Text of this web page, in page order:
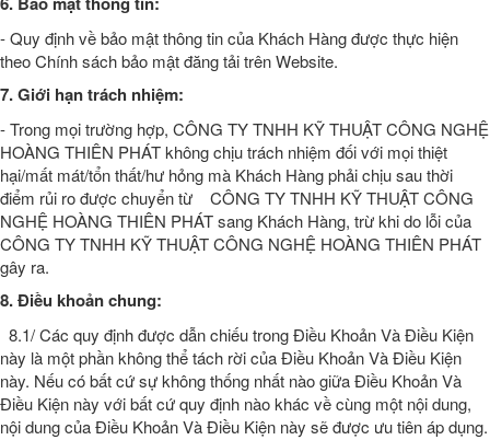
- Quy định về bảo mật thông tin của Khách Hàng được thực hiện
theo Chính sách bảo mật đăng tải trên Website.
7. Giới hạn trách nhiệm:
- Trong mọi trường hợp, CÔNG TY TNHH KỸ THUẬT CÔNG NGHỆ
HOÀNG THIÊN PHÁT không chịu trách nhiệm đối với mọi thiệt
hại/mất mát/tổn thất/hư hỏng mà Khách Hàng phải chịu sau thời
điểm rủi ro được chuyển từ CÔNG TY TNHH KỸ THUẬT CÔNG
NGHỆ HOÀNG THIÊN PHÁT sang Khách Hàng, trừ khi do lỗi của
CÔNG TY TNHH KỸ THUẬT CÔNG NGHỆ HOÀNG THIÊN PHÁT
gây ra.
8. Điều khoản chung:
8.1/ Các quy định được dẫn chiếu trong Điều Khoản Và Điều Kiện
này là một phần không thể tách rời của Điều Khoản Và Điều Kiện
này. Nếu có bất cứ sự không thống nhất nào giữa Điều Khoản Và
Điều Kiện này với bất cứ quy định nào khác về cùng một nội dung,
nội dung của Điều Khoản Và Điều Kiện này sẽ được ưu tiên áp dụng.